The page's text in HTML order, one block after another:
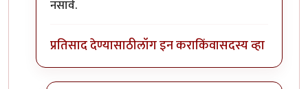
नसावे.
प्रतिसाद देण्यासाठीलॉग इन कराकिंवासदस्य व्हा